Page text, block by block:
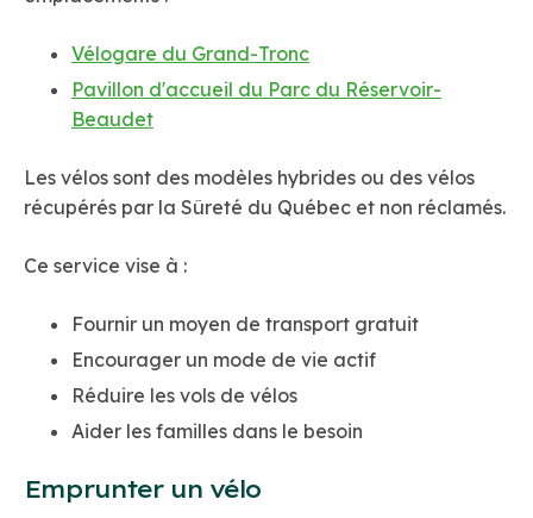
Vélogare du Grand-Tronc
Pavillon d'accueil du Parc du Réservoir-
Beaudet
Les vélos sont des modèles hybrides ou des vélos
récupérés par la Sûreté du Québec et non réclamés.
Ce service vise à :
Fournir un moyen de transport gratuit
Encourager un mode de vie actif
Réduire les vols de vélos
Aider les familles dans le besoin
Emprunter un vélo